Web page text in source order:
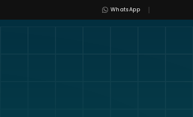
WhatsApp |